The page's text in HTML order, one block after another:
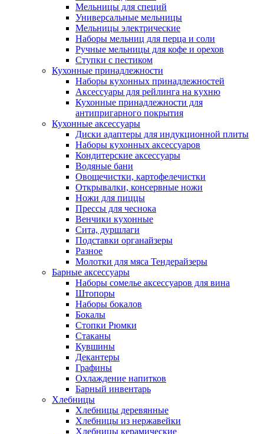
Мельницы для специй
Универсальные мельницы
Мельницы электрические
Наборы мельниц для перца и соли
Ручные мельницы для кофе и орехов
Ступки с пестиком
Кухонные принадлежности
Наборы кухонных принадлежностей
Аксессуары для рейлинга на кухню
Кухонные принадлежности для
антипригарного покрытия
Кухонные аксессуары
Диски адаптеры для индукционной плиты
Наборы кухонных аксессуаров
Кондитерские аксессуары
Водяные бани
Овощечистки, картофелечистки
Открывалки, консервные ножи
Ножи для пиццы
Прессы для чеснока
Венчики кухонные
Сита, дуршлаги
Подставки органайзеры
Разное
Молотки для мяса Тендерайзеры
Барные аксессуары
Наборы сомелье аксессуаров для вина
Штопоры
Наборы бокалов
Бокалы
Стопки Рюмки
Стаканы
Кувшины
Декантеры
Графины
Охлаждение напитков
Барный инвентарь
Хлебницы
Хлебницы деревянные
Хлебницы из нержавейки
Хлебницы керамические